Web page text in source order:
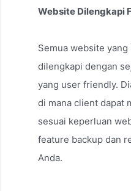
Website Dilengkapi
Semua website
dilengkapi dengan
yang user friendly.
di mana client dapat
sesuai keperluan
feature backup dan
Anda.